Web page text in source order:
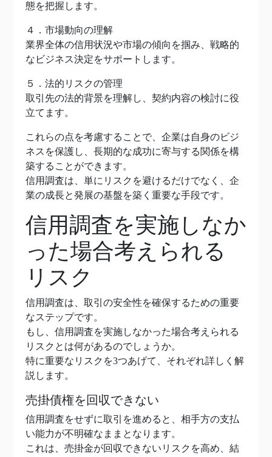
態を把握します。
４．市場動向の理解
業界全体の信用状況や市場の傾向を掴み、戦略的
なビジネス決定をサポートします。
５．法的リスクの管理
取引先の法的背景を理解し、契約内容の検討に役
立てます。
これらの点を考慮することで、企業は自身のビジ
ネスを保護し、長期的な成功に寄与する関係を構
築することができます。
信用調査は、単にリスクを避けるだけでなく、企
業の成長と発展の基盤を築く重要な手段です。
信用調査を実施しなか
った場合考えられる
リスク
信用調査は、取引の安全性を確保するための重要
なステップです。
もし、信用調査を実施しなかった場合考えられる
リスクとは何があるのでしょうか。
特に重要なリスクを3つあげて、それぞれ詳しく解
説します。
売掛債権を回収できない
信用調査をせずに取引を進めると、相手方の支払
い能力が不明確なままとなります。
これは、売掛金が回収できないリスクを高め、結